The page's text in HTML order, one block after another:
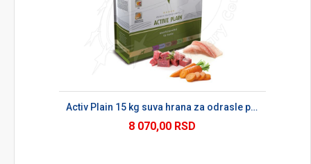
Activ Plain 15 kg suva hrana za odrasle pse
8 070,00 RSD